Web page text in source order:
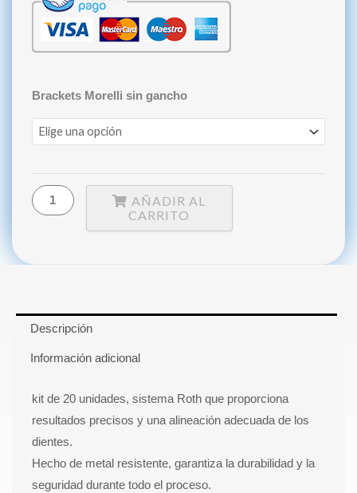
Brackets Morelli sin gancho
Edgewise
Gancho
MORELLI
AÑADIR AL
CARRITO
Descripción
Información adicional
kit de 20 unidades, sistema Roth que proporciona
resultados precisos y una alineación adecuada de los
dientes.
Hecho de metal resistente, garantiza la durabilidad y la
seguridad durante todo el proceso.